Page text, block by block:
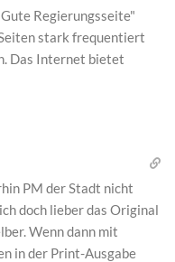
Regierungsseite"
stark frequentiert
Das Internet bietet
PM der Stadt nicht
doch lieber das Original
Wenn dann mit
in der Print-Ausgabe